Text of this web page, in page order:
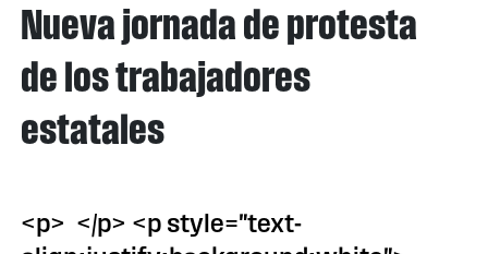
Nueva jornada de protesta
de los trabajadores
estatales
<p> </p> <p style="text-